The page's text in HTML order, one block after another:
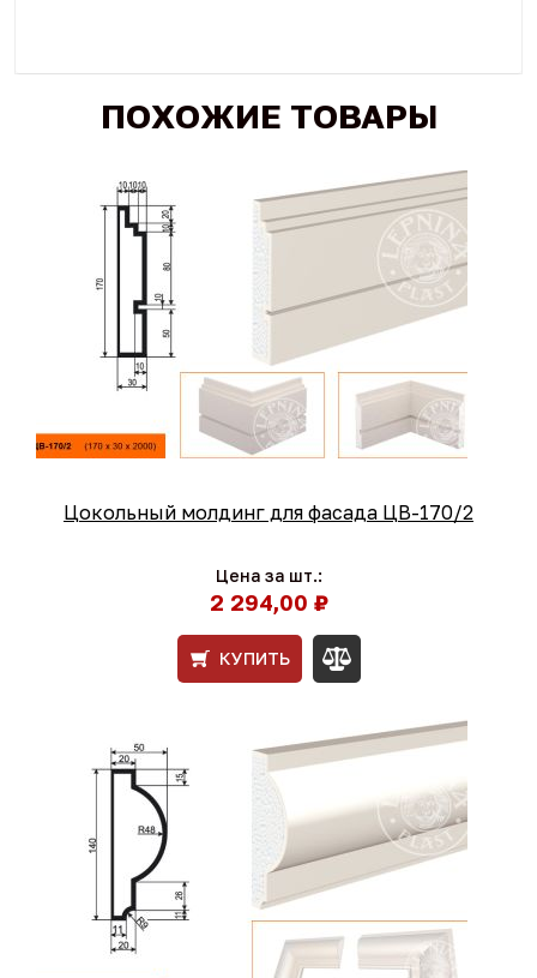
ПОХОЖИЕ ТОВАРЫ
Цокольный молдинг для фасада ЦВ-170/2
Цена за шт.:
2 294,00 ₽
КУПИТЬ